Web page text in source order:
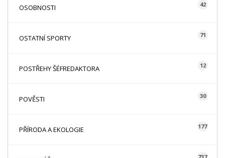
OSOBNOSTI 42
OSTATNÍ SPORTY 71
POSTŘEHY ŠÉFREDAKTORA 12
POVĚSTI 30
PŘÍRODA A EKOLOGIE 177